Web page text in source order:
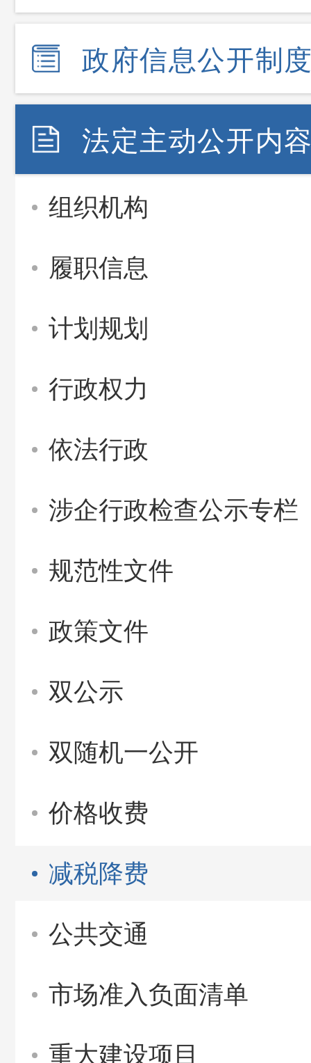
政府信息公开制
法定主动公开内
组织机构
履职信息
计划规划
行政权力
依法行政
涉企行政检查公示专栏
规范性文件
政策文件
双公示
双随机一公开
价格收费
减税降费
公共交通
市场准入负面清单
重大建设项目